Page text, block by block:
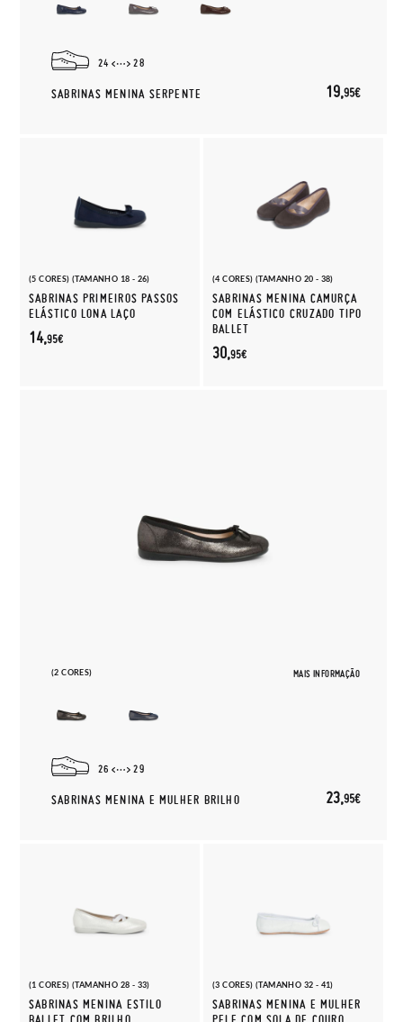
24 28
SABRINAS MENINA SERPENTE 19,95€
(5 CORES) (TAMANHO 18 - 26)
SABRINAS PRIMEIROS PASSOS
ELÁSTICO LONA LAÇO
14,95€
(4 CORES) (TAMANHO 20 - 38)
SABRINAS MENINA CAMURÇA
COM ELÁSTICO CRUZADO TIPO
BALLET
30,95€
(2 CORES) MAIS INFORMAÇÃO
26 29
SABRINAS MENINA E MULHER BRILHO 23,95€
(1 CORES) (TAMANHO 28 - 33)
SABRINAS MENINA ESTILO
(3 CORES) (TAMANHO 32 - 41)
SABRINAS MENINA E MULHER